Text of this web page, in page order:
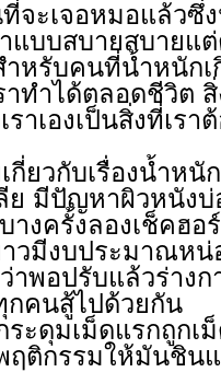
จะเจอหมอแล้วซึ่
บบสบายสบายแ
หรับคนที่น้ำหนัก
าทำได้ตลอดชีวิต สิ่
าเองเป็นสิ่งที่เรา
ยวกับเรื่องน้ำหนั
ย มีปัญหาผิวหนัง
บางครั้งลองเช็คฮ
วมีงบประมาณหน่
าพอปรับแล้วร่างก
กคนสู้ไปด้วยกัน
ะดุมเม็ดแรกถูกเ
ฤติกรรมให้มันชิน